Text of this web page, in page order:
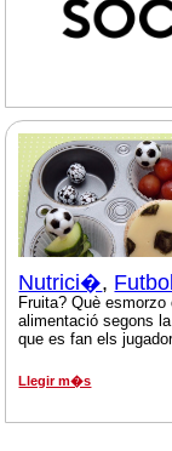
Nutrici�,
Fruita? Què
alimentació segons
que es fan els
Llegir m�s